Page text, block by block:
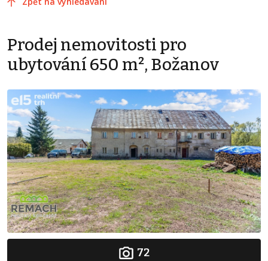
Prodej nemovitosti pro
ubytování 650 m², Božanov
72